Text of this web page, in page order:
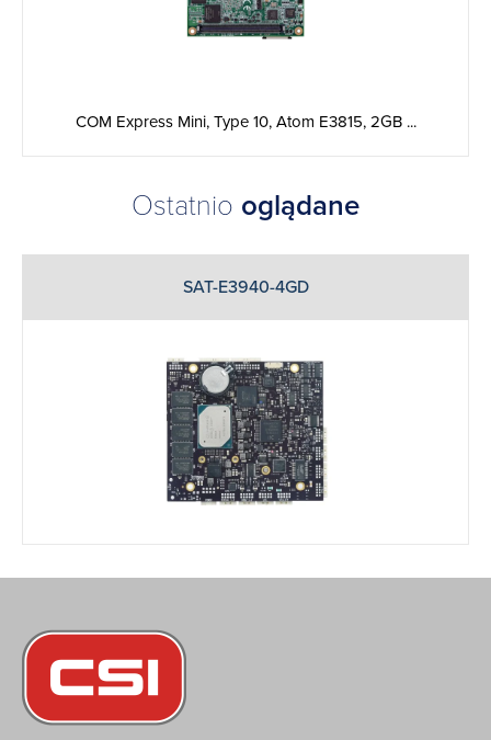
COM Express Mini, Type 10, Atom E3815, 2GB ...
Ostatnio oglądane
SAT-E3940-4GD